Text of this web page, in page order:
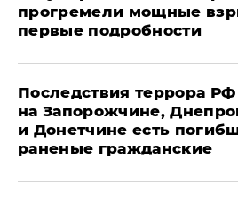
прогремели мощные
первые подробности
Последствия террора
на Запорожчине,
и Донетчине есть
раненые гражданские